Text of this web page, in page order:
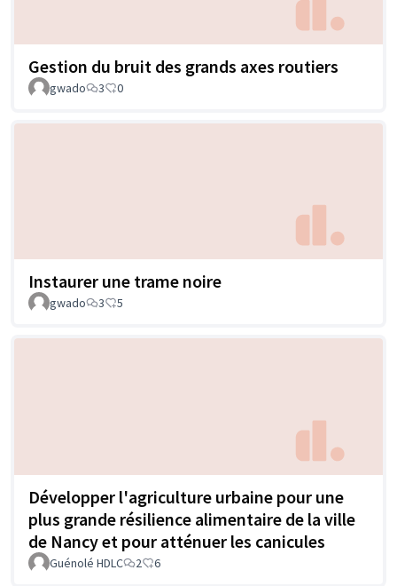
Gestion du bruit des grands axes routiers
gwado 3 0
Instaurer une trame noire
gwado 3 5
Développer l'agriculture urbaine pour une
plus grande résilience alimentaire de la ville
de Nancy et pour atténuer les canicules
Guénolé HDLC 2 6